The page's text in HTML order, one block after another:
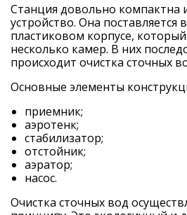
Станция довольно компактна
устройство. Она поставляется
пластиковом корпусе,
несколько камер. В них
происходит очистка сточных
Основные элементы
приемник;
аэротенк;
стабилизатор;
отстойник;
аэратор;
насос.
Очистка сточных вод